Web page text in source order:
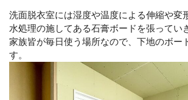
洗面脱衣室には湿度や温度による伸縮や変
水処理の施してある石膏ボードを張ってい
家族皆が毎日使う場所なので、下地のボー
す。